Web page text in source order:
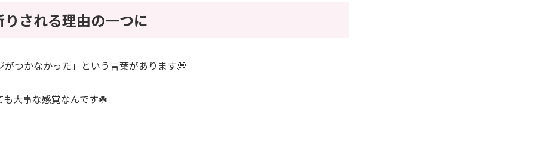
される理由の一つに
がつかなかった」という言葉があります💭
も大事な感覚なんです☘️